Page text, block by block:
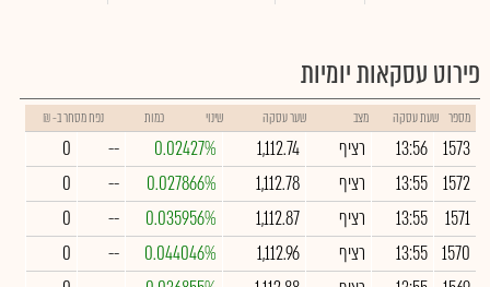
פירוט עסקאות יומיות
מספר שעת עסקה מצב שער עסקה שינוי כמות נפח מסחר ב- ₪
1573
13:56 רציף 1,112.74
0.02427%
--
0
1572
13:55 רציף 1,112.78
0.027866%
--
0
1571
13:55 רציף 1,112.87
0.035956%
--
0
1570
13:55 רציף 1,112.96
0.044046%
--
0